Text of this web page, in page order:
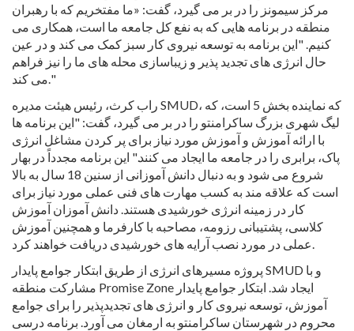
مرکز سیمونز را در بر می گیرد، گفت: «ما مفتخریم که با رهبران
منطقه در برنامه هایی که به نفع کل جامعه ما است، همکاری می
کنیم. "این برنامه به توسعه نیروی کار سبز کمک می کند و در عین
حال انرژی های تجدید پذیر و زیباسازی محله های ما را نیز فراهم
می کند."
راب کرث، رئیس هیئت مدیره SMUD، که نماینده بخش 5 است، که
لیگ شهری بزرگ ساکرامنتو را در بر می گیرد، گفت: "این برنامه ها
با ارائه آموزش و آموزش مورد نیاز برای پر کردن مشاغل انرژی
پاک، برابری را در جامعه ما ایجاد می کنند." این برنامه مجدداً در بهار
شروع می شود و به دنبال دانش آموزانی از سنین 18 سال به بالا
است که علاقه مند به کسب مهارت های فنی عملی مورد نیاز برای
کار در زمینه انرژی خورشیدی هستند. دانش آموزان آموزش
کلاسی، پشتیبانی رزومه، مصاحبه با کارفرما و همچنین آموزش
عملی در مورد نصب آرایه های خورشیدی دریافت خواهند کرد.
پروژه مسیرهای انرژی از طریق ابتکار جوامع پایدار SMUD و با
مشارکت منطقه Promise Zone ایجاد شد. ابتکار جوامع پایدار
آموزش، توسعه نیروی کار و انرژی های تجدیدپذیر را برای جوامع
محروم در شهرستان ساکرامنتو به ارمغان می آورد. برنامه درسی